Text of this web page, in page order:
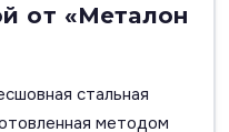
от «Металон
стальная
методом